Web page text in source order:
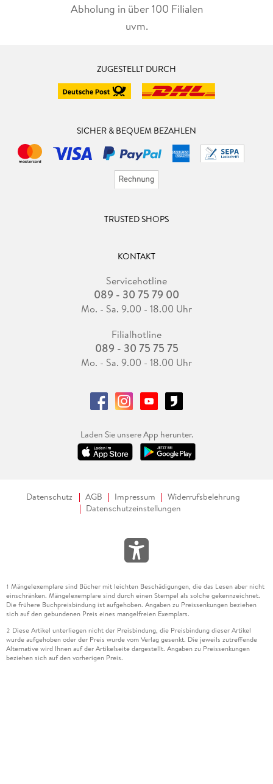
Abholung in über 100 Filialen
uvm.
ZUGESTELLT DURCH
SICHER & BEQUEM BEZAHLEN
TRUSTED SHOPS
KONTAKT
Servicehotline
089 - 30 75 79 00
Mo. - Sa. 9.00 - 18.00 Uhr
Filialhotline
089 - 30 75 75 75
Mo. - Sa. 9.00 - 18.00 Uhr
Laden Sie unsere App herunter.
Datenschutz AGB Impressum
Widerrufsbelehrung
Datenschutzeinstellungen
1 Mängelexemplare sind Bücher mit leichten Beschädigungen, die das Lesen aber nicht
einschränken. Mängelexemplare sind durch einen Stempel als solche gekennzeichnet.
Die frühere Buchpreisbindung ist aufgehoben. Angaben zu Preissenkungen beziehen
sich auf den gebundenen Preis eines mangelfreien Exemplars.
2 Diese Artikel unterliegen nicht der Preisbindung, die Preisbindung dieser Artikel
wurde aufgehoben oder der Preis wurde vom Verlag gesenkt. Die jeweils zutreffende
Alternative wird Ihnen auf der Artikelseite dargestellt. Angaben zu Preissenkungen
beziehen sich auf den vorherigen Preis.